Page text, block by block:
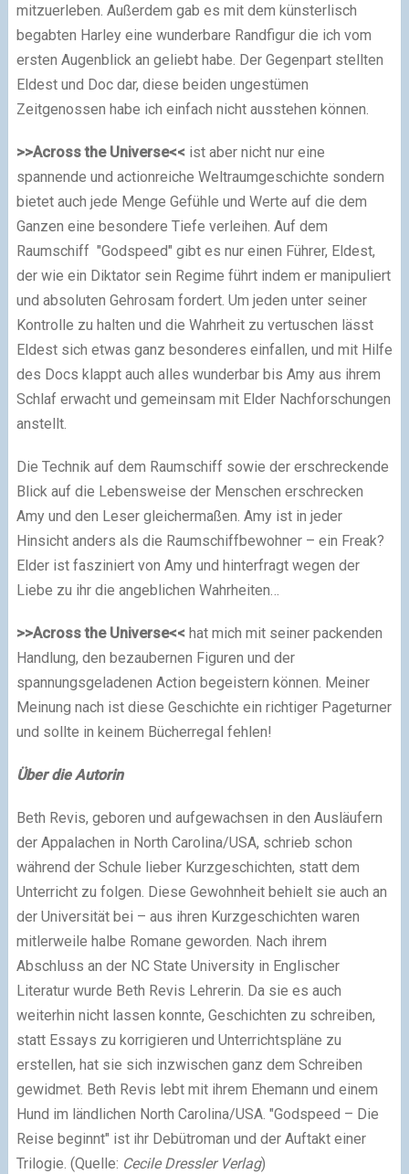
mitzuerleben. Außerdem gab es mit dem künsterlisch
begabten Harley eine wunderbare Randfigur die ich vom
ersten Augenblick an geliebt habe. Der Gegenpart stellten
Eldest und Doc dar, diese beiden ungestümen
Zeitgenossen habe ich einfach nicht ausstehen können.
>>Across the Universe<< ist aber nicht nur eine
spannende und actionreiche Weltraumgeschichte sondern
bietet auch jede Menge Gefühle und Werte auf die dem
Ganzen eine besondere Tiefe verleihen. Auf dem
Raumschiff "Godspeed" gibt es nur einen Führer, Eldest,
der wie ein Diktator sein Regime führt indem er manipuliert
und absoluten Gehrosam fordert. Um jeden unter seiner
Kontrolle zu halten und die Wahrheit zu vertuschen lässt
Eldest sich etwas ganz besonderes einfallen, und mit Hilfe
des Docs klappt auch alles wunderbar bis Amy aus ihrem
Schlaf erwacht und gemeinsam mit Elder Nachforschungen
anstellt.
Die Technik auf dem Raumschiff sowie der erschreckende
Blick auf die Lebensweise der Menschen erschrecken
Amy und den Leser gleichermaßen. Amy ist in jeder
Hinsicht anders als die Raumschiffbewohner – ein Freak?
Elder ist fasziniert von Amy und hinterfragt wegen der
Liebe zu ihr die angeblichen Wahrheiten…
>>Across the Universe<< hat mich mit seiner packenden
Handlung, den bezaubernen Figuren und der
spannungsgeladenen Action begeistern können. Meiner
Meinung nach ist diese Geschichte ein richtiger Pageturner
und sollte in keinem Bücherregal fehlen!
Über die Autorin
Beth Revis, geboren und aufgewachsen in den Ausläufern
der Appalachen in North Carolina/USA, schrieb schon
während der Schule lieber Kurzgeschichten, statt dem
Unterricht zu folgen. Diese Gewohnheit behielt sie auch an
der Universität bei – aus ihren Kurzgeschichten waren
mitlerweile halbe Romane geworden. Nach ihrem
Abschluss an der NC State University in Englischer
Literatur wurde Beth Revis Lehrerin. Da sie es auch
weiterhin nicht lassen konnte, Geschichten zu schreiben,
statt Essays zu korrigieren und Unterrichtspläne zu
erstellen, hat sie sich inzwischen ganz dem Schreiben
gewidmet. Beth Revis lebt mit ihrem Ehemann und einem
Hund im ländlichen North Carolina/USA. "Godspeed – Die
Reise beginnt" ist ihr Debütroman und der Auftakt einer
Trilogie. (Quelle: Cecile Dressler Verlag)